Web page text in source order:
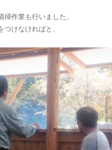
作業も行いました。
けなければと、